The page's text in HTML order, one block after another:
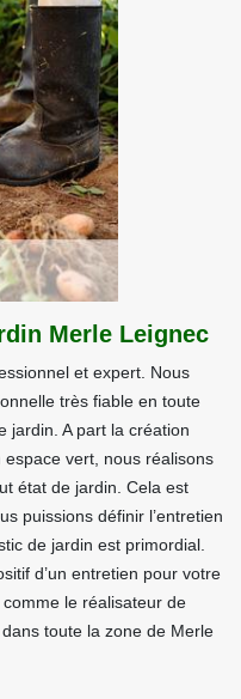
Merle Leignec
et expert. Nous
très fiable en toute
jardin. A part la création
espace vert, nous réalisons
état de jardin. Cela est
puissions définir l’entretien
de jardin est primordial.
d’un entretien pour votre
le réalisateur de
toute la zone de Merle